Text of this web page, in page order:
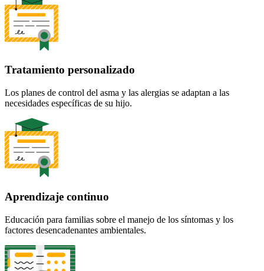
Tratamiento personalizado
Los planes de control del asma y las alergias se adaptan a las
necesidades específicas de su hijo.
Aprendizaje continuo
Educación para familias sobre el manejo de los síntomas y los
factores desencadenantes ambientales.